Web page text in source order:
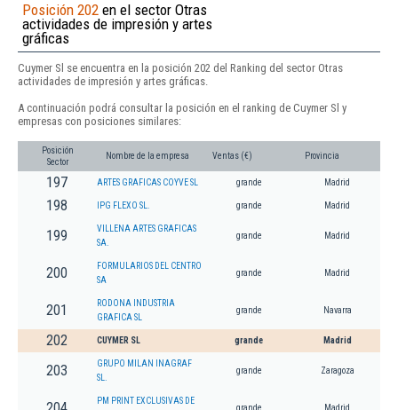
Posición 202 en el sector Otras
actividades de impresión y artes
gráficas
Cuymer Sl se encuentra en la posición 202 del Ranking del sector Otras
actividades de impresión y artes gráficas.
A continuación podrá consultar la posición en el ranking de Cuymer Sl y
empresas con posiciones similares:
Posición
Sector
Nombre de la empresa Ventas (€) Provincia
197 ARTES GRAFICAS COYVE SL grande Madrid
198 IPG FLEXO SL. grande Madrid
199
VILLENA ARTES GRAFICAS
SA.
grande Madrid
200
FORMULARIOS DEL CENTRO
SA
grande Madrid
201
RODONA INDUSTRIA
GRAFICA SL
grande Navarra
202 CUYMER SL grande Madrid
203
GRUPO MILAN INAGRAF
SL.
grande Zaragoza
PM PRINT EXCLUSIVAS DE
grande Madrid